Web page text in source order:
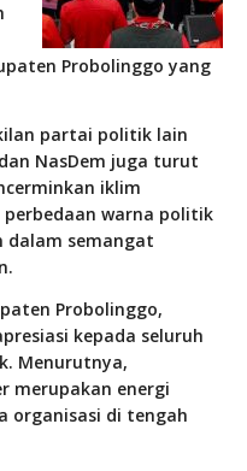
Probolinggo yang
partai politik lain
dan NasDem juga turut
iklim
warna politik
semangat
Probolinggo,
kepada seluruh
Menurutnya,
merupakan energi
organisasi di tengah